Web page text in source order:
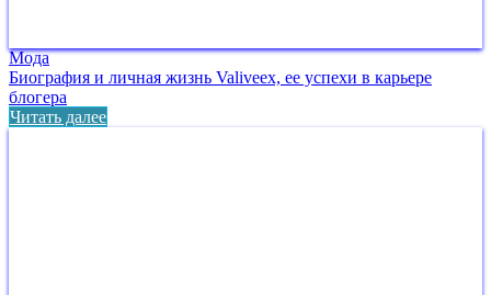
Мода
Биография и личная жизнь Valiveex, ее успехи в карьере
блогера
Читать далее